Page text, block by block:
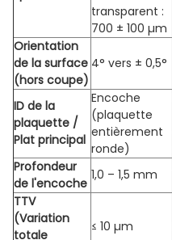
transparent :
700 ± 100 µm
Orientation
de la surface
(hors coupe)
4° vers ± 0,5°
ID de la
plaquette /
Plat principal
Encoche
(plaquette
entièrement
ronde)
Profondeur
de l'encoche
1,0 – 1,5 mm
TTV
(Variation
totale
≤ 10 µm